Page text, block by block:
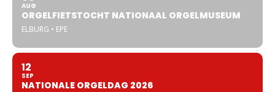
AUG
ORGELFIETSTOCHT NATIONAAL ORGELMUSEUM
ELBURG • EPE
12
SEP
NATIONALE ORGELDAG 2026